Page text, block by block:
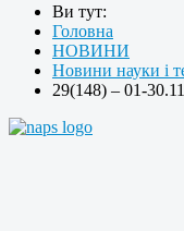
Ви тут:
Головна
НОВИНИ
Новини науки і
29(148) – 01-